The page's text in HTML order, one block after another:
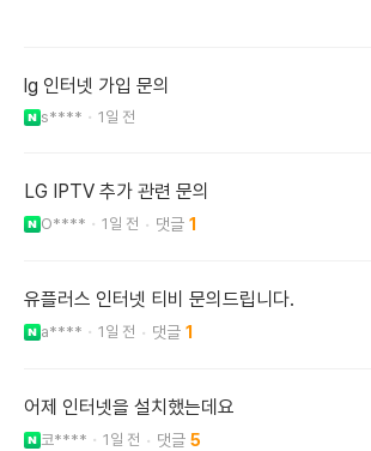
lg 인터넷 가입 문의
s**** 1일 전
LG IPTV 추가 관련 문의
O**** 1일 전 1
유플러스 인터넷 티비 문의드립니다.
a**** 1일 전 1
어제 인터넷을 설치했는데요
코**** 1일 전 5